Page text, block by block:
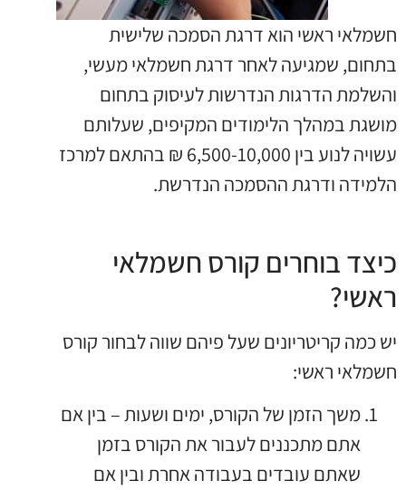
חשמלאי ראשי הוא דרגת הסמכה שלישית
בתחום, שמגיעה לאחר דרגת חשמלאי מעשי,
והשלמת הדרגות הנדרשות לעיסוק בתחום
מושגת במהלך הלימודים המקיפים, שעלותם
עשויה לנוע בין 6,500-10,000 ₪ בהתאם למרכז
הלמידה ודרגת ההסמכה הנדרשת.
כיצד בוחרים קורס חשמלאי
ראשי?
יש כמה קריטריונים שעל פיהם שווה לבחור קורס
חשמלאי ראשי:
משך הזמן של הקורס, ימים ושעות – בין אם
אתם מתכננים לעבור את הקורס בזמן
שאתם עובדים בעבודה אחרת ובין אם